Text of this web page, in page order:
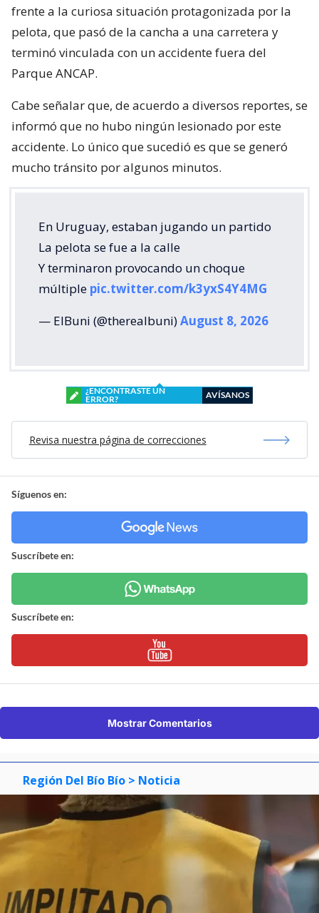
frente a la curiosa situación protagonizada por la
pelota, que pasó de la cancha a una carretera y
terminó vinculada con un accidente fuera del
Parque ANCAP.
Cabe señalar que, de acuerdo a diversos reportes, se
informó que no hubo ningún lesionado por este
accidente. Lo único que sucedió es que se generó
mucho tránsito por algunos minutos.
En Uruguay, estaban jugando un partido
La pelota se fue a la calle
Y terminaron provocando un choque
múltiple pic.twitter.com/k3yxS4Y4MG
— ElBuni (@therealbuni)August 8, 2026
¿ENCONTRASTE UN
ERROR?
AVÍSANOS
Revisa nuestra página de correcciones
Síguenos en:
Suscríbete en:
Suscríbete en:
Mostrar Comentarios
Región Del Bío Bío > Noticia